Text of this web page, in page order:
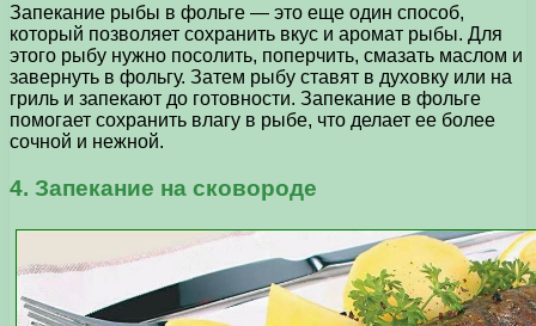
Запекание рыбы в фольге — это еще один способ,
который позволяет сохранить вкус и аромат рыбы. Для
этого рыбу нужно посолить, поперчить, смазать маслом и
завернуть в фольгу. Затем рыбу ставят в духовку или на
гриль и запекают до готовности. Запекание в фольге
помогает сохранить влагу в рыбе, что делает ее более
сочной и нежной.
4. Запекание на сковороде